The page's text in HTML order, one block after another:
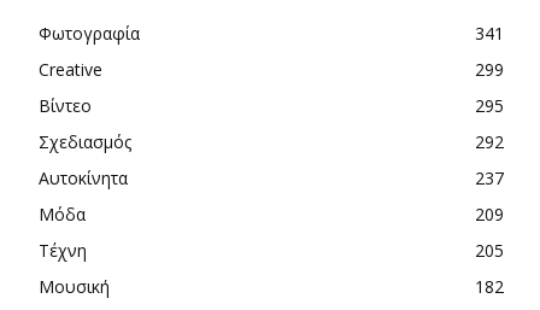
Φωτογραφία
341
Creative
299
Βίντεο
295
Σχεδιασμός
292
Αυτοκίνητα
237
Μόδα
209
Τέχνη
205
Μουσική
182